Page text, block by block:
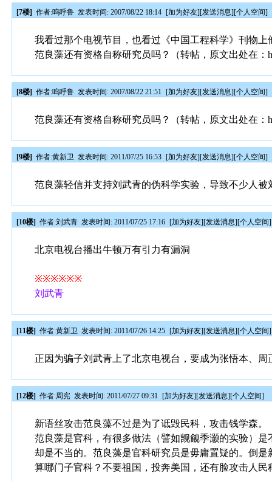
[7楼] 作者:呜呼鲁 发表时间: 2007/08/22 18:14 [加为好友][发送消息][个人空间]
我看过那个电视节目，也看过《中国工程科学》刊物
范良藻还有资格自称研究员吗？（转帖，原文出处在：
[8楼] 作者:呜呼鲁 发表时间: 2007/08/22 21:51 [加为好友][发送消息][个人空间]
范良藻还有资格自称研究员吗？（转帖，原文出处在：
[9楼] 作者:黄新卫 发表时间: 2011/07/25 16:53 [加为好友][发送消息][个人空间]
范良藻轻信并支持刘武青的伪科学实验，导致不少人
[10楼] 作者:刘武青 发表时间: 2011/07/25 17:16 [加为好友][发送消息][个人空间]
北京电视台播出牛顿万有引力有漏洞
※※※※※※
刘武青
[11楼] 作者:黄新卫 发表时间: 2011/07/26 14:25 [加为好友][发送消息][个人空间]
正因为骗子刘武青上了北京电视台，要成为张悟本、
[12楼] 作者:周宪 发表时间: 2011/07/27 09:31 [加为好友][发送消息][个人空间]
新语丝攻击范良藻不过是为了诋毁民科，攻击钱学森。
范良藻是官科，有很多做法（譬如觊觎季灏的实验）
却是不当的。范良藻是官科研究员是毋庸置疑的。倒
算哪门子官科？不要祖国，投奔美国，还有脸攻击人民